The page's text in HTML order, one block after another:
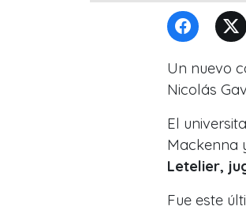
Un nuevo
Nicolás
El
Mackenna
Letelier,
Fue este